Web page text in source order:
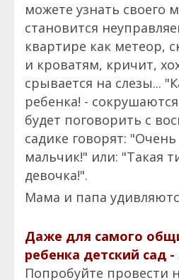
можете узнать своего
становится
квартире как метеор,
и кроватям, кричит,
срывается на слезы...
ребенка! -
будет поговорить с
садике говорят:
мальчик!" или: "Такая
девочка!".
Мама и папа
Даже для самого
ребенка детский сад -
Попробуйте провести